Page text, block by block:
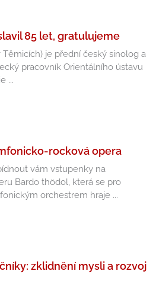
85 let, gratulujeme
Těmicích) je přední český sinolog a
pracovník Orientálního ústavu
...
rocková opera
vám vstupenky na
Bardo thödol, která se pro
orchestrem hraje ...
zklidnění mysli a rozvoj